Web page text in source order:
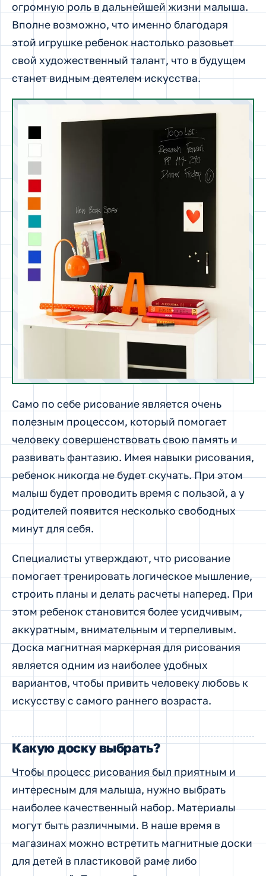
огромную роль в дальнейшей жизни малыша.
Вполне возможно, что именно благодаря
этой игрушке ребенок настолько разовьет
свой художественный талант, что в будущем
станет видным деятелем искусства.
Само по себе рисование является очень
полезным процессом, который помогает
человеку совершенствовать свою память и
развивать фантазию. Имея навыки рисования,
ребенок никогда не будет скучать. При этом
малыш будет проводить время с пользой, а у
родителей появится несколько свободных
минут для себя.
Специалисты утверждают, что рисование
помогает тренировать логическое мышление,
строить планы и делать расчеты наперед. При
этом ребенок становится более усидчивым,
аккуратным, внимательным и терпеливым.
Доска магнитная маркерная для рисования
является одним из наиболее удобных
вариантов, чтобы привить человеку любовь к
искусству с самого раннего возраста.
Какую доску выбрать?
Чтобы процесс рисования был приятным и
интересным для малыша, нужно выбрать
наиболее качественный набор. Материалы
могут быть различными. В наше время в
магазинах можно встретить магнитные доски
для детей в пластиковой раме либо